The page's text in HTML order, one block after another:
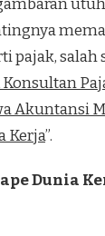
pajak, salah
Konsultan
Akuntansi
Kerja”.
Dunia